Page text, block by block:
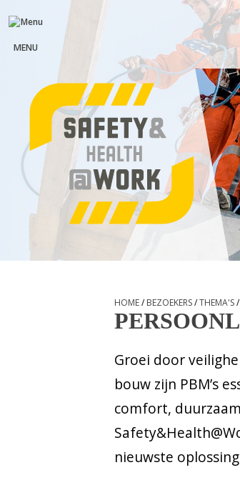
MENU
HOME/BEZOEKERS/THEMA'S
Groei door
bouw zijn PBM’s
comfort,
nieuwste